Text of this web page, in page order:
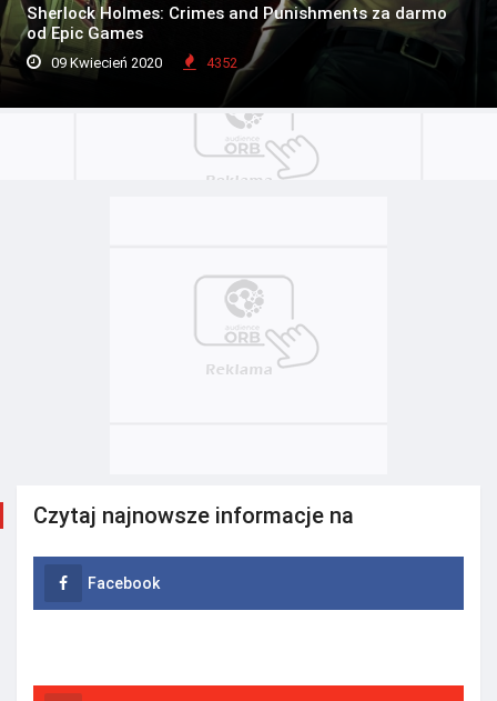
Sherlock Holmes: Crimes and Punishments za darmo
od Epic Games
09 Kwiecień 2020 4352
Czytaj najnowsze informacje na
Facebook